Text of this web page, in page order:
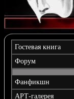
Гостевая книга
Форум
Фанфикшн
АРТ-галерея